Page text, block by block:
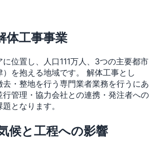
体工事事業
位置し、人口111万人、3つの主要都市
）を抱える地域です。 解体工事とし
・整地を行う専門業者業務を行うにあ
行管理・協力会社との連携・発注者への
となります。
候と工程への影響